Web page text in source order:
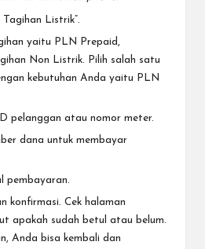
Tagihan Listrik”.
yaitu PLN Prepaid,
Non Listrik. Pilih salah satu
kebutuhan Anda yaitu PLN
pelanggan atau nomor meter.
dana untuk membayar
pembayaran.
konfirmasi. Cek halaman
apakah sudah betul atau belum.
Anda bisa kembali dan